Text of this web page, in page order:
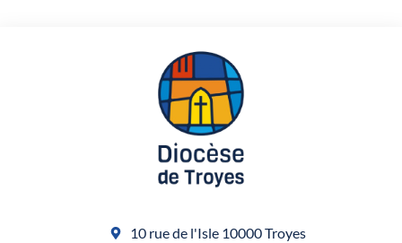
10 rue de l'Isle 10000 Troyes